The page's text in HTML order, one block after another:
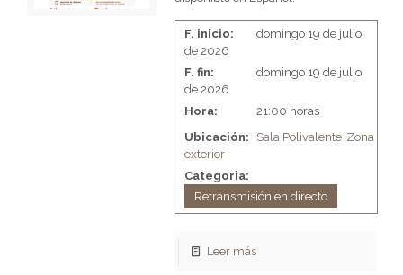
F. inicio:
domingo 19 de julio
de 2026
F. fin:
domingo 19 de julio
de 2026
Hora:
21:00 horas
Ubicación:
Sala Polivalente Zona
exterior
Categoria:
Retransmisión en directo
Leer más